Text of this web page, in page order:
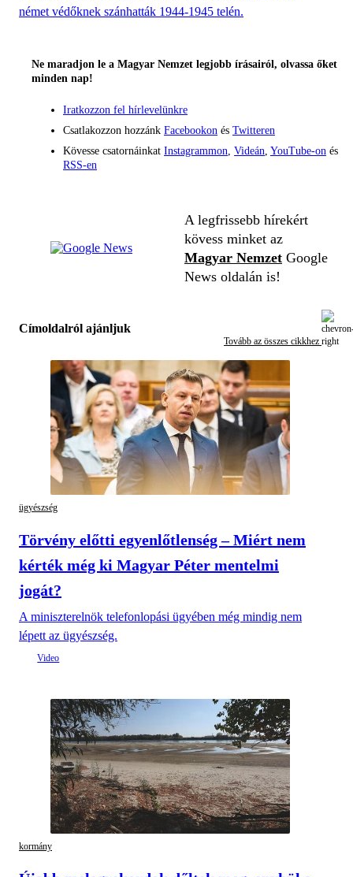
német védőknek szánhatták 1944-1945 telén.
Ne maradjon le a Magyar Nemzet legjobb írásairól, olvassa őket
minden nap!
Iratkozzon fel hírlevelünkre
Csatlakozzon hozzánk Facebookon és Twitteren
Kövesse csatornáinkat Instagrammon Videán YouTube-on és
RSS-en
A legfrissebb hírekért
kövess minket az
Magyar Nemzet Google
News oldalán is!
Címoldalról ajánljuk
Tovább az összes cikkhez
ügyészség
Törvény előtti egyenlőtlenség – Miért nem
kérték még ki Magyar Péter mentelmi
jogát?
A miniszterelnök telefonlopási ügyében még mindig nem
lépett az ügyészség.
kormány